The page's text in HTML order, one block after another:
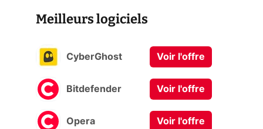
Meilleurs logiciels
CyberGhost Voir l'offre
Bitdefender Voir l'offre
Opera Voir l'offre